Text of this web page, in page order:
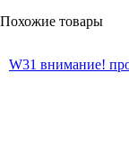
Похожие товары
W31 внимание!